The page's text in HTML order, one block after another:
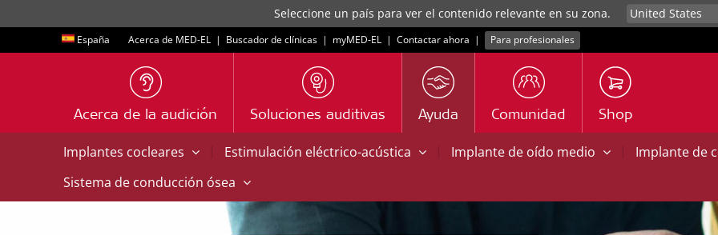
Seleccione un país para ver el contenido relevante en su zona.
España Acerca de MED-EL | Buscador de clínicas | myMED‑EL | Contactar ahora | Para profesionales
Acerca de la audición Soluciones auditivas Ayuda Comunidad Shop
Implantes cocleares | Estimulación eléctrico-acústica | Implante de oído medio |
Implante de
Sistema de conducción ósea